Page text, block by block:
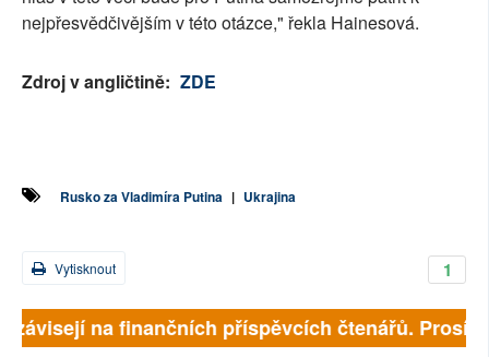
nejpřesvědčivějším v této otázce," řekla Hainesová.
Zdroj v angličtině: ZDE
Rusko za Vladimíra Putina | Ukrajina
1
Vytisknout
na finančních příspěvcích čtenářů.